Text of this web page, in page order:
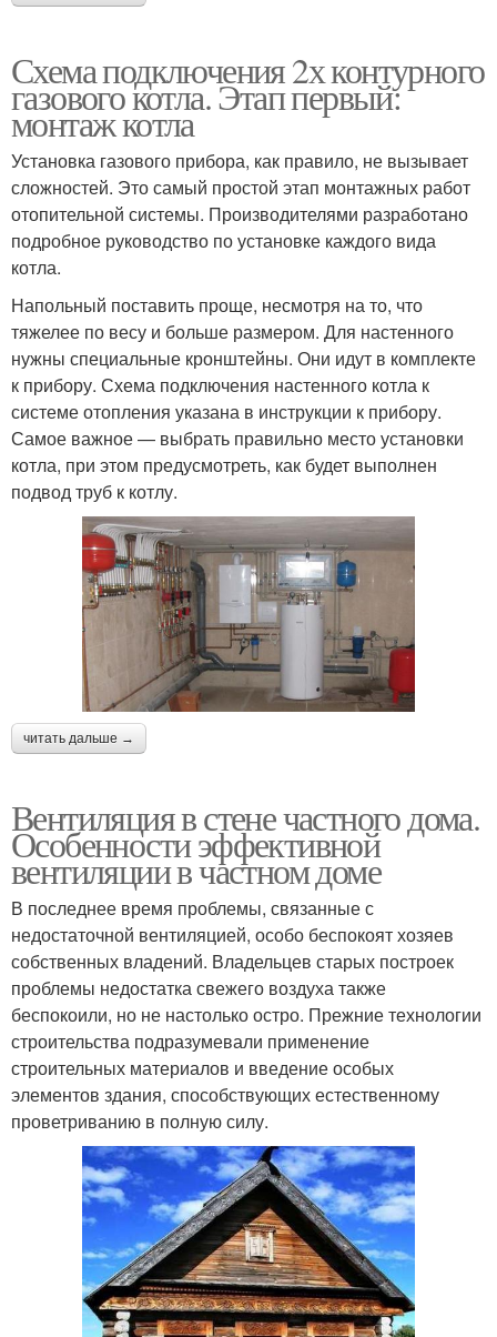
Схема подключения 2х контурного
газового котла. Этап первый:
монтаж котла
Установка газового прибора, как правило, не вызывает
сложностей. Это самый простой этап монтажных работ
отопительной системы. Производителями разработано
подробное руководство по установке каждого вида
котла.
Напольный поставить проще, несмотря на то, что
тяжелее по весу и больше размером. Для настенного
нужны специальные кронштейны. Они идут в комплекте
к прибору. Схема подключения настенного котла к
системе отопления указана в инструкции к прибору.
Самое важное — выбрать правильно место установки
котла, при этом предусмотреть, как будет выполнен
подвод труб к котлу.
читать дальше →
Вентиляция в стене частного дома.
Особенности эффективной
вентиляции в частном доме
В последнее время проблемы, связанные с
недостаточной вентиляцией, особо беспокоят хозяев
собственных владений. Владельцев старых построек
проблемы недостатка свежего воздуха также
беспокоили, но не настолько остро. Прежние технологии
строительства подразумевали применение
строительных материалов и введение особых
элементов здания, способствующих естественному
проветриванию в полную силу.